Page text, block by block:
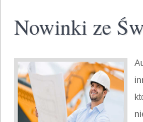
Nowinki ze